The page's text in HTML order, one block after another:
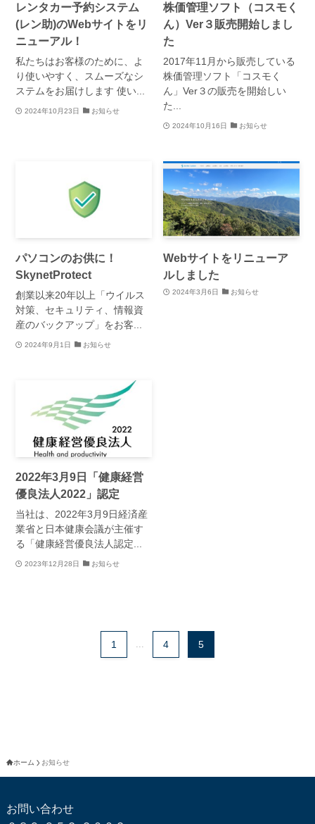
レンタカー予約システム
(レン助)のWebサイトをリ
ニューアル！
私たちはお客様のために、よ
り使いやすく、スムーズなシ
ステムをお届けします 使い...
2024年10月23日 お知らせ
株価管理ソフト（コスモく
ん）Ver３販売開始しまし
た
2017年11月から販売している
株価管理ソフト「コスモく
ん」Ver３の販売を開始しい
た...
2024年10月16日 お知らせ
パソコンのお供に！
SkynetProtect
創業以来20年以上「ウイルス
対策、セキュリティ、情報資
産のバックアップ」をお客...
2024年9月1日 お知らせ
Webサイトをリニューア
ルしました
2024年3月6日 お知らせ
2022年3月9日「健康経営
優良法人2022」認定
当社は、2022年3月9日経済産
業省と日本健康会議が主催す
る「健康経営優良法人認定...
2023年12月28日 お知らせ
1 ... 4 5
ホーム お知らせ
お問い合わせ